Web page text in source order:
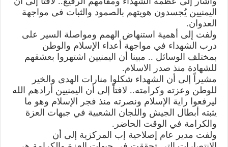
اليمنيين يُجسدون هويتهم بالصمود والثبات في مواجهة
العدوان.
ولفت إلى أهمية استنهاض الهمم ومواصلة السير على
درب الشهداء في مواجهة أعداء الإسلام والوطن
بمختلف الوسائل .. مبينا أن اليمنيين اشتهروا بعشقهم
للشهادة منذ صدر الاسلام.
مشيراً إلى أن الشهداء شكلوا منارات الهدى والخير
للوطن وعزته وكرامته.. لافتاً إلى أن اليمنيين أرادهم الله
ليرفعوا راية الإسلام ونصرته منذ فجر الإسلام وهو ما
يثبته أبطال الجيش واللجان الشعبية في جبهات العزة
والكرامة في الوقت الحاضر.
ولفت مدير عام إصلاحية إب المركزية إلى أن